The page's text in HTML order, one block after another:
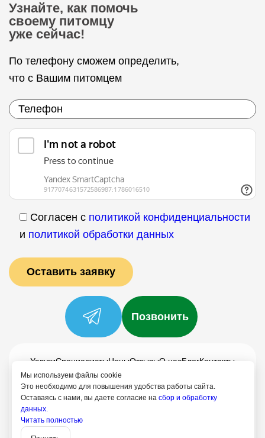
Узнайте, как помочь
своему питомцу
уже сейчас!
По телефону сможем определить,
что с Вашим питомцем
Согласен с политикой конфиденциальности
и политикой обработки данных
Мы используем файлы cookie
Это необходимо для повышения удобства работы сайта.
Оставаясь с нами, вы даете согласие на сбор и обработку
данных.
Читать полностью
Позвонить
УслугиСпециалистыЦеныОтзывыО насБлогКонтакты
Политика конфиденциальности
Согласие на обработку
+7 (958) 795-61-54